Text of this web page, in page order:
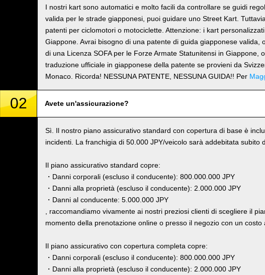
I nostri kart sono automatici e molto facili da controllare se guidi
valida per le strade giapponesi, puoi guidare uno Street Kart.
patenti per ciclomotori o motociclette. Attenzione: i kart
Giappone. Avrai bisogno di una patente di guida giapponese valida,
di una Licenza SOFA per le Forze Armate Statunitensi in Giappone,
traduzione ufficiale in giapponese della patente se provieni da
Monaco. Ricorda! NESSUNA PATENTE, NESSUNA GUIDA!! Per
02 Avete un'assicurazione?
Sì. Il nostro piano assicurativo standard con copertura di base è
incidenti. La franchigia di 50.000 JPY/veicolo sarà addebitata subito
Il piano assicurativo standard copre:
・Danni corporali (escluso il conducente): 800.000.000 JPY
・Danni alla proprietà (escluso il conducente): 2.000.000 JPY
・Danni al conducente: 5.000.000 JPY
, raccomandiamo vivamente ai nostri preziosi clienti di scegliere il
momento della prenotazione online o presso il negozio con un costo
Il piano assicurativo con copertura completa copre:
・Danni corporali (escluso il conducente): 800.000.000 JPY
・Danni alla proprietà (escluso il conducente): 2.000.000 JPY